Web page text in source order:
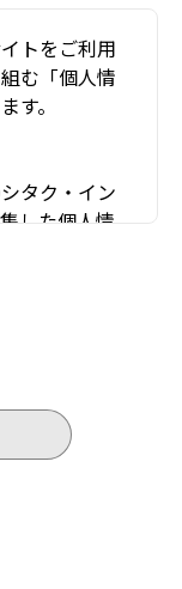
トをご利用
む「個人情
す。
タク・イン
した個人情
正対策